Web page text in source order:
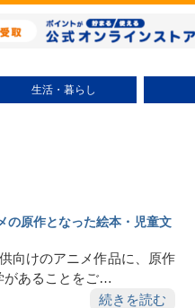
生活・暮らし
の原作となった絵本・児童文
向けのアニメ作品に、原作
があることをご…
続きを読む